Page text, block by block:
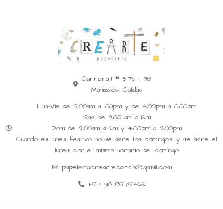
Carrera 11 # 57d - 38
Manizales, Caldas
Lun-Vie de 9:00am a 1:00pm y de 4:00pm a 10:00pm
Sab de 9:00 am a 12m
Dom de 9:00am a 12m y 4:00pm a 9:00pm
Cuando es lunes festivo no se abre los domingos, y se abre el
lunes con el mismo horario del domingo
papeleriacreartecarola@gmail.com
+57 318 8575462